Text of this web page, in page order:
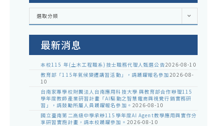
各
室
告
選取分類
最新消息
本校115 年(土木工程職系)技士職務代理人甄選公告2026-08-10
教育部「115年氣候變遷講習活動」，請踴躍報名參加2026-08-
10
台南家專學校財團法人台南應用科技大學 與教育部合作辦理115
學年度教師產業研習計畫「AI驅動之智慧電商與視覺行銷實務研
習」，請鼓勵所屬人員踴躍報名參加。 2026-08-10
國立臺南第二高級中學承辦115學年度AI Agent教學應用與實作分
享研習實施計畫，請本校踴躍參加。 2026-08-10